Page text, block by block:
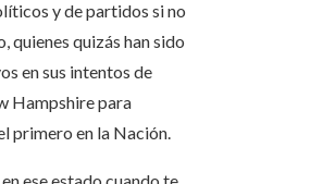
y de partidos si no
quienes quizás han sido
en sus intentos de
Hampshire para
primero en la Nación.